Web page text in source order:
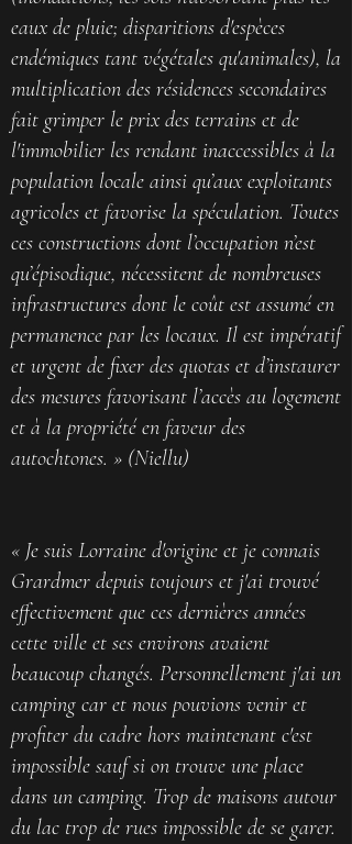
eaux de pluie; disparitions d'espèces
endémiques tant végétales qu'animales), la
multiplication des résidences secondaires
fait grimper le prix des terrains et de
l'immobilier les rendant inaccessibles à la
population locale ainsi qu’aux exploitants
agricoles et favorise la spéculation. Toutes
ces constructions dont l’occupation n’est
qu’épisodique, nécessitent de nombreuses
infrastructures dont le coût est assumé en
permanence par les locaux. Il est impératif
et urgent de fixer des quotas et d’instaurer
des mesures favorisant l’accès au logement
et à la propriété en faveur des
autochtones. » (Niellu)
« Je suis Lorraine d'origine et je connais
Grardmer depuis toujours et j'ai trouvé
effectivement que ces dernières années
cette ville et ses environs avaient
beaucoup changés. Personnellement j'ai un
camping car et nous pouvions venir et
profiter du cadre hors maintenant c'est
impossible sauf si on trouve une place
dans un camping. Trop de maisons autour
du lac trop de rues impossible de se garer.